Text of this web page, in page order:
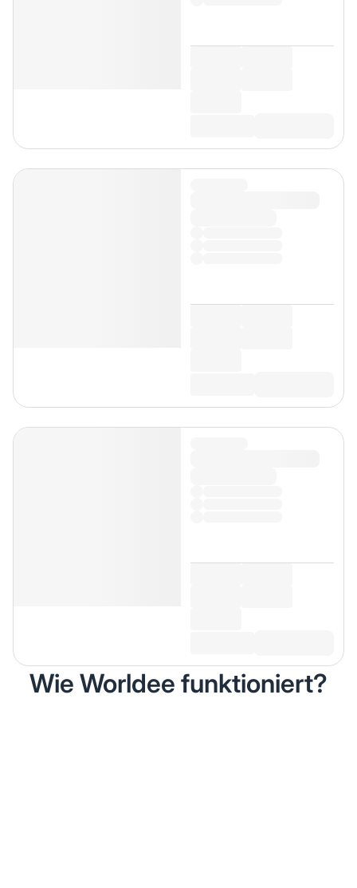
Wie Worldee funktioniert?